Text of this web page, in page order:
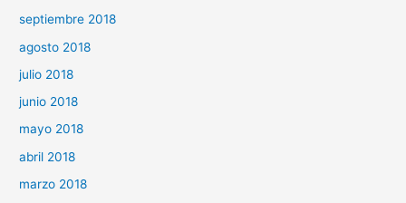
septiembre 2018
agosto 2018
julio 2018
junio 2018
mayo 2018
abril 2018
marzo 2018